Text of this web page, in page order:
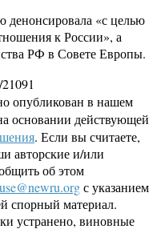
денонсировала «с целью
к России», а
РФ в Совете Европы.
опубликован в нашем
основании действующей
. Если вы считаете,
авторские и/или
об этом
с указанием
спорный материал.
устранено, виновные